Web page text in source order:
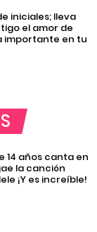
iniciales; lleva
el amor de
importante en tu
14 años canta en
la canción
¡Y es increíble!